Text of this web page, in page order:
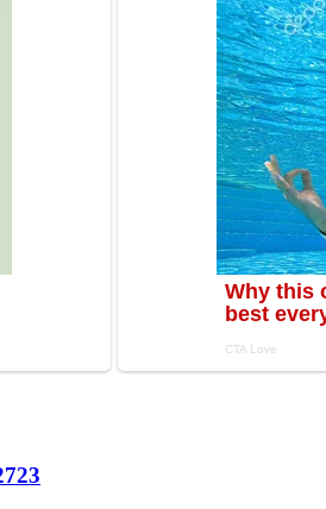
23